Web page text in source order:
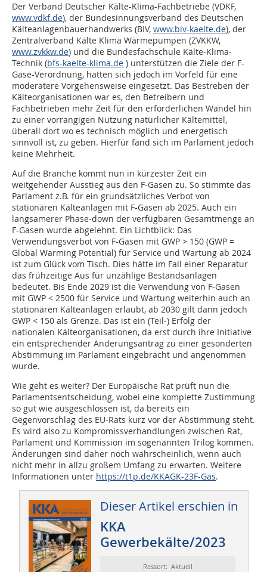
Der Verband Deutscher Kälte-Klima-Fachbetriebe (VDKF,
www.vdkf.de), der Bundesinnungsverband des Deutschen
Kälteanlagenbauerhandwerks (BIV, www.biv-kaelte.de), der
Zentralverband Kälte Klima Wärmepumpen (ZVKKW,
www.zvkkw.de) und die Bundesfachschule Kälte-Klima-
Technik (bfs-kaelte-klima.de ) unterstützen die Ziele der F-
Gase-Verordnung, hatten sich jedoch im Vorfeld für eine
moderatere Vorgehensweise eingesetzt. Das Bestreben der
Kälteorganisationen war es, den Betreibern und
Fachbetrieben mehr Zeit für den erforderlichen Wandel hin
zu einer vorrangigen Nutzung natürlicher Kältemittel,
überall dort wo es technisch möglich und energetisch
sinnvoll ist, zu geben. Hierfür fand sich im Parlament jedoch
keine Mehrheit.
Auf die Branche kommt nun in kürzester Zeit ein
weitgehender Ausstieg aus den F-Gasen zu. So stimmte das
Parlament z.B. für ein grundsätzliches Verbot von
stationären Kälteanlagen mit F-Gasen ab 2025. Auch ein
langsamerer Phase-down der verfügbaren Gesamtmenge an
F-Gasen wurde abgelehnt. Ein Lichtblick: Das
Verwendungsverbot von F-Gasen mit GWP > 150 (GWP =
Global Warming Potential) für Service und Wartung ab 2024
ist zum Glück vom Tisch. Dies hätte im Fall einer Reparatur
das frühzeitige Aus für unzählige Bestandsanlagen
bedeutet. Bis Ende 2029 ist die Verwendung von F-Gasen
mit GWP < 2500 für Service und Wartung weiterhin auch an
stationären Kälteanlagen erlaubt, ab 2030 gilt dann jedoch
GWP < 150 als Grenze. Das ist ein (Teil-) Erfolg der
nationalen Kälteorganisationen, da erst durch ihre Initiative
ein entsprechender Änderungsantrag zu einer gesonderten
Abstimmung im Parlament eingebracht und angenommen
wurde.
Wie geht es weiter? Der Europäische Rat prüft nun die
Parlamentsentscheidung, wobei eine komplette Zustimmung
so gut wie ausgeschlossen ist, da bereits ein
Gegenvorschlag des EU-Rats kurz vor der Abstimmung steht.
Es wird also zu Kompromissverhandlungen zwischen Rat,
Parlament und Kommission im sogenannten Trilog kommen.
Änderungen sind daher noch wahrscheinlich, wenn auch
nicht mehr in allzu großem Umfang zu erwarten. Weitere
Informationen unter https://t1p.de/KKAGK-23F-Gas.
Dieser Artikel erschien in
KKA
Gewerbekälte/2023
Ressort: Aktuell